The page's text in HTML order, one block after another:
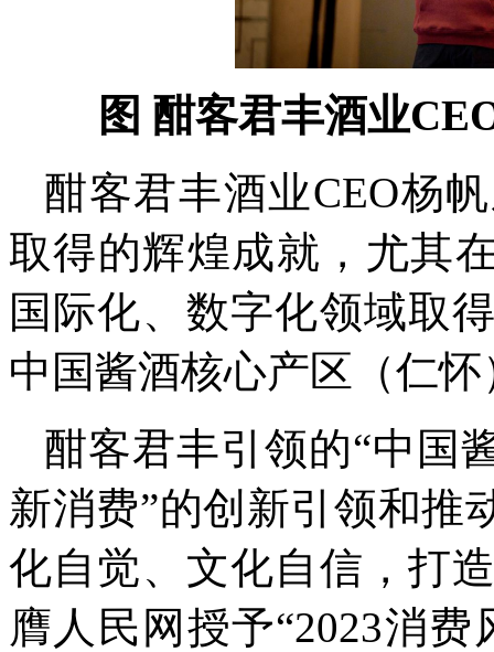
图 酣客君丰酒业
酣客君丰酒业CEO杨
取得的辉煌成就，尤其
国际化、数字化领域取
中国酱酒核心产区（仁
酣客君丰引领的“中国
新消费”的创新引领和推
化自觉、文化自信，打
膺人民网授予“2023消